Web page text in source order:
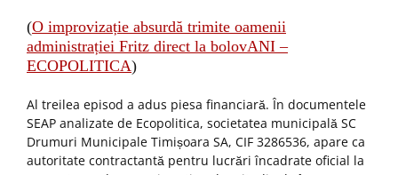
(O improvizație absurdă trimite oamenii
administrației Fritz direct la bolovANI –
ECOPOLITICA)
Al treilea episod a adus piesa financiară. În documentele
SEAP analizate de Ecopolitica, societatea municipală SC
Drumuri Municipale Timișoara SA, CIF 3286536, apare ca
autoritate contractantă pentru lucrări încadrate oficial la